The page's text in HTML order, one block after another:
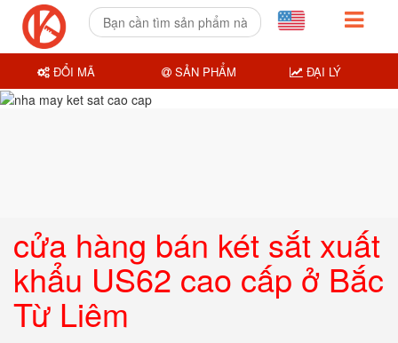
cửa hàng bán két sắt xuất
khẩu US62 cao cấp ở Bắc
Từ Liêm
ĐỔI MÃ SẢN PHẨM ĐẠI LÝ